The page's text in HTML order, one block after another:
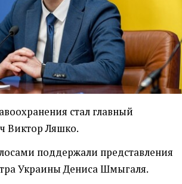
стал главный
Виктор Ляшко.
поддержали представления
Украины Дениса Шмыгаля.